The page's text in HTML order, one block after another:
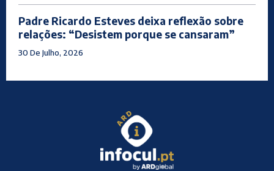
Padre Ricardo Esteves deixa reflexão sobre
relações: “Desistem porque se cansaram”
30 De Julho, 2026